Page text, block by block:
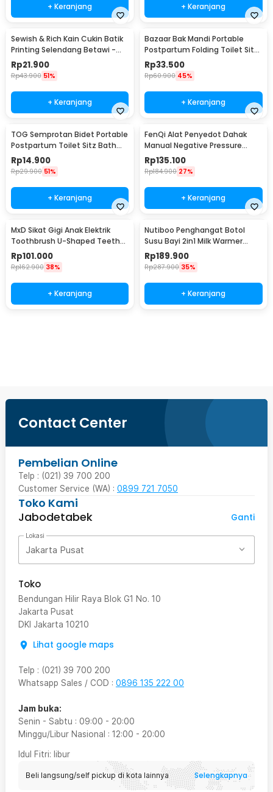
+ Keranjang + Keranjang
Sewish & Rich Kain Cukin Batik
Printing Selendang Betawi -
SR13
Rp21.900
Rp43.900 51%
+ Keranjang
Bazaar Bak Mandi Portable
Postpartum Folding Toilet Sitz
Bath Bowl - BZ279
Rp33.500
Rp60.900 45%
+ Keranjang
TOG Semprotan Bidet Portable
Postpartum Toilet Sitz Bath
Sprayer - TG280
Rp14.900
Rp29.900 51%
+ Keranjang
FenQi Alat Penyedot Dahak
Manual Negative Pressure
Sputum Suction - ZS-I
Rp135.100
Rp184.900 27%
+ Keranjang
MxD Sikat Gigi Anak Elektrik
Toothbrush U-Shaped Teether
Silicone - Mx01
Rp101.000
Rp162.900 38%
+ Keranjang
Nutiboo Penghangat Botol
Susu Bayi 2in1 Milk Warmer
Sterilizers - HJ-B01
Rp189.900
Rp287.900 35%
+ Keranjang
Contact Center
Pembelian Online
Telp : (021) 39 700 200
Customer Service (WA) : 0899 721 7050
Toko Kami
Jabodetabek
Ganti
Lokasi
Jakarta Pusat
Toko
Bendungan Hilir Raya Blok G1 No. 10
Jakarta Pusat
DKI Jakarta 10210
Lihat google maps
Telp : (021) 39 700 200
Whatsapp Sales / COD : 0896 135 222 00
Jam buka:
Senin - Sabtu : 09:00 - 20:00
Minggu/Libur Nasional : 12:00 - 20:00
Idul Fitri: libur
Beli langsung/self pickup di kota lainnya Selengkapnya